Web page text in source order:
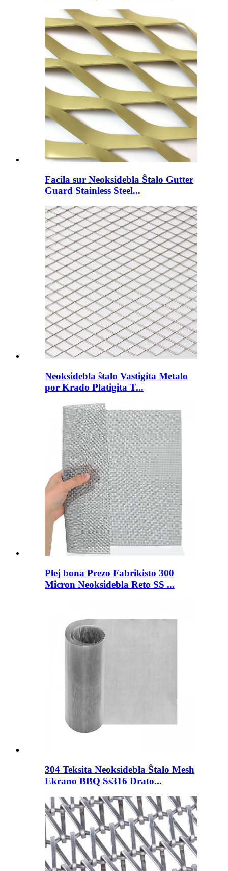
Facila sur Neoksidebla Ŝtalo Gutter
Guard Stainless Steel...
Neoksidebla ŝtalo Vastigita Metalo
por Krado Platigita T...
Plej bona Prezo Fabrikisto 300
Micron Neoksidebla Reto SS ...
304 Teksita Neoksidebla Ŝtalo Mesh
Ekrano BBQ Ss316 Drato...